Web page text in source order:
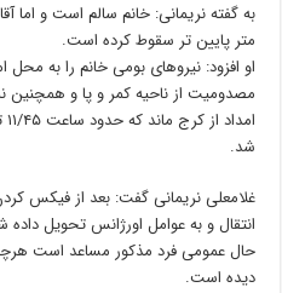
متر پایین تر سقوط کرده است.
او افزود: نیروهای بومی خانم را به محل
مصدومیت از ناحیه کمر و پا و همچنین
شد.
غلامعلی نریمانی گفت: بعد از فیکس
انتقال و به عوامل اورژانس تحویل داده
حال عمومی فرد مذکور مساعد است
دیده است.